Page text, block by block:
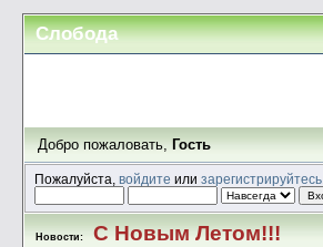
Слобода
Добро пожаловать,Гость
Пожалуйста,войдите илизарегистрируйтесь
Новости: С Новым Летом!!!